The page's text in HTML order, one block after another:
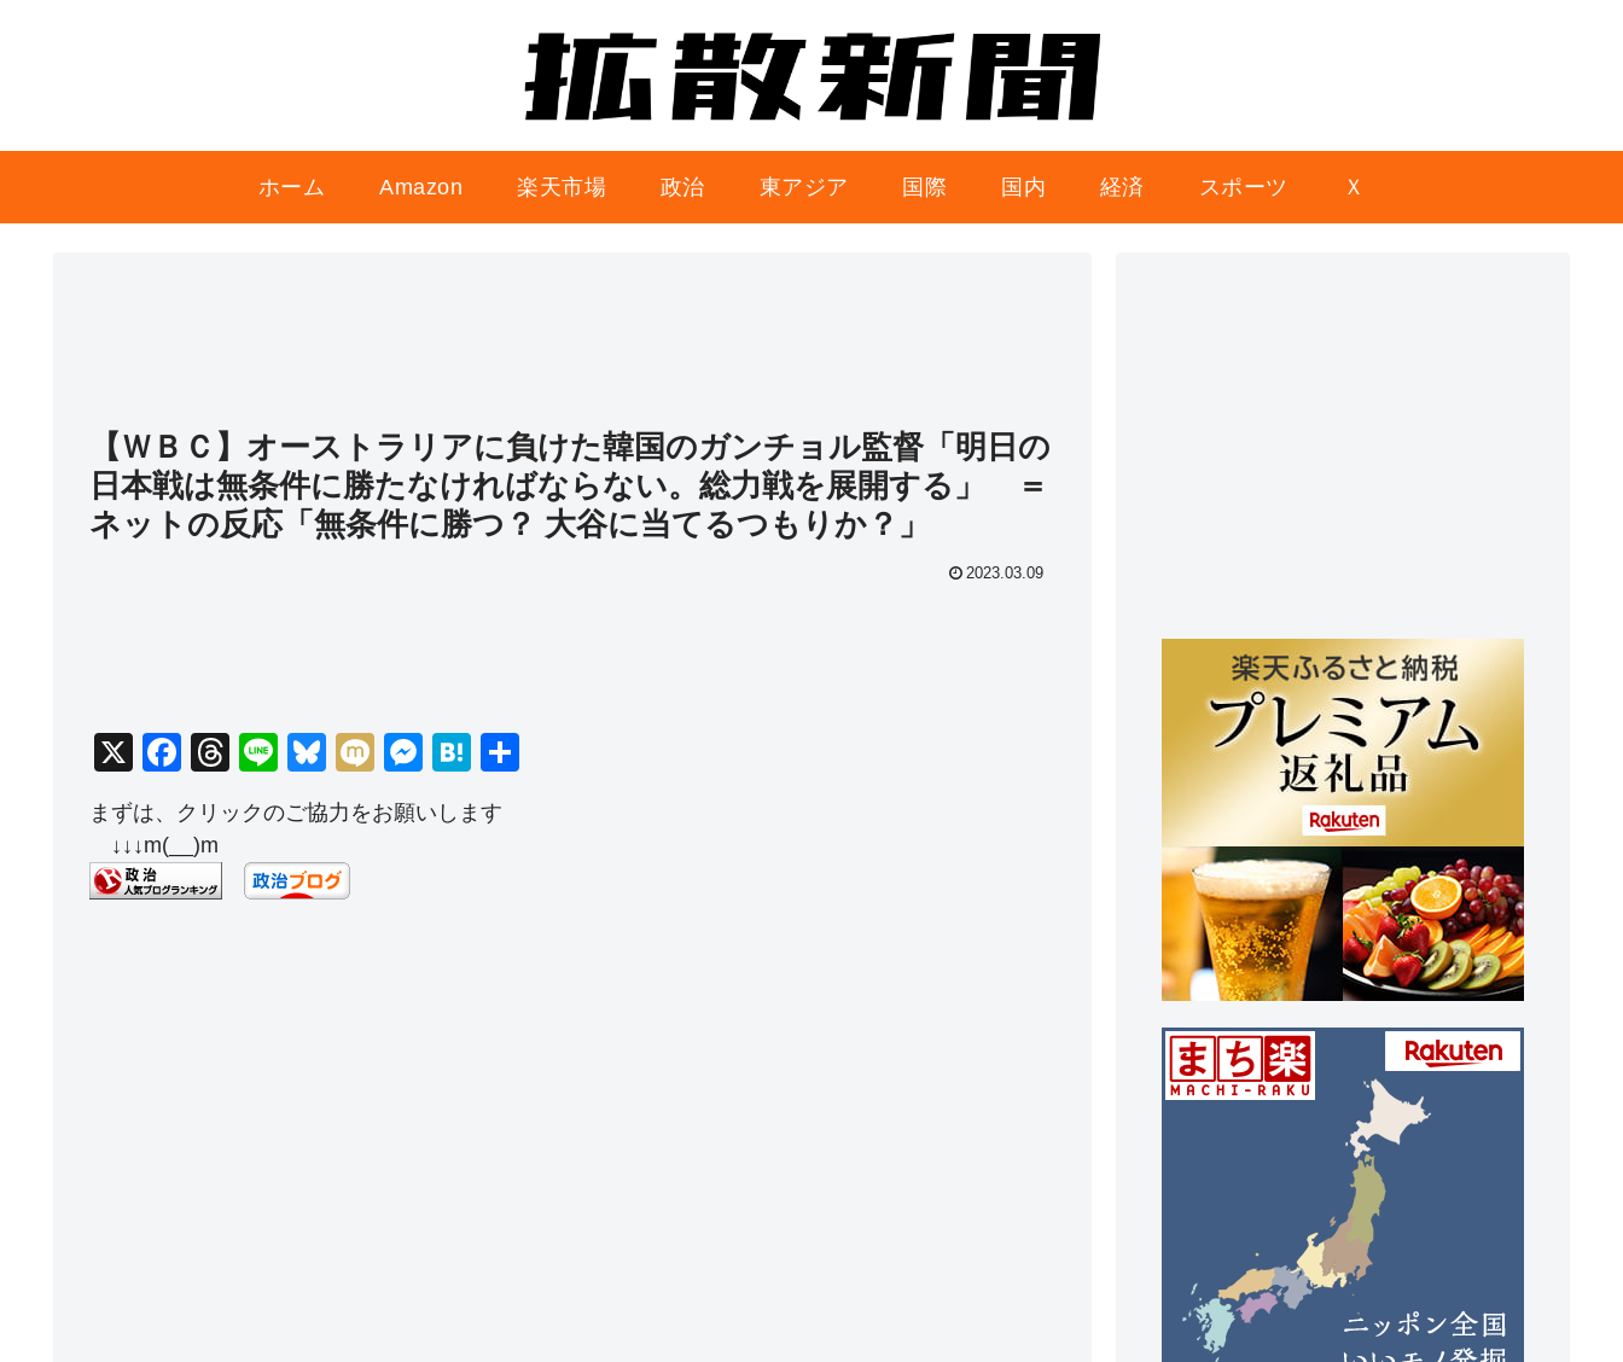
ホーム Amazon 楽天市場 政治 東アジア 国際 国内 経済 スポーツ Ｘ
【ＷＢＣ】オーストラリアに負けた韓国のガンチョル監督「明日の
日本戦は無条件に勝たなければならない。総力戦を展開する」 ＝
ネットの反応「無条件に勝つ？ 大谷に当てるつもりか？」
2023.03.09
X
F
c
e
b
T
e
a
d
Li
e
Bl
u
e
sk
y
M
M
ss
H
e
まずは、クリックのご協力をお願いします
↓↓↓m(__)m